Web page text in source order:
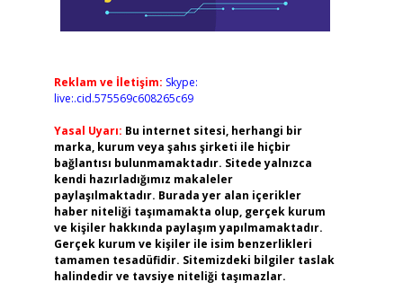
Reklam ve İletişim: Skype:
live:.cid.575569c608265c69
Yasal Uyarı: Bu internet sitesi, herhangi bir
marka, kurum veya şahıs şirketi ile hiçbir
bağlantısı bulunmamaktadır. Sitede yalnızca
kendi hazırladığımız makaleler
paylaşılmaktadır. Burada yer alan içerikler
haber niteliği taşımamakta olup, gerçek kurum
ve kişiler hakkında paylaşım yapılmamaktadır.
Gerçek kurum ve kişiler ile isim benzerlikleri
tamamen tesadüfidir. Sitemizdeki bilgiler taslak
halindedir ve tavsiye niteliği taşımazlar.